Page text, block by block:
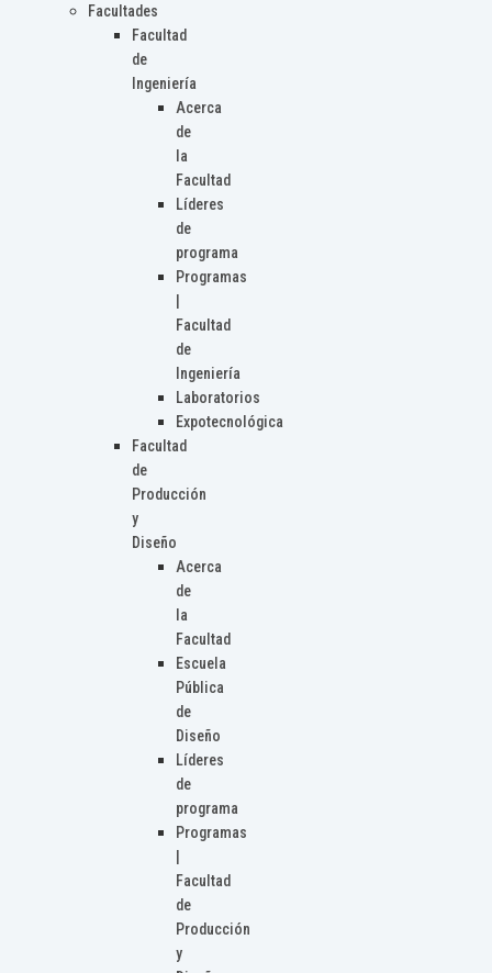
Facultades
Facultad
de
Ingeniería
Acerca
de
la
Facultad
Líderes
de
programa
Programas
Facultad
de
Ingeniería
Laboratorios
Expotecnológica
Facultad
de
Producción
y
Diseño
Acerca
de
la
Facultad
Escuela
Pública
de
Diseño
Líderes
de
programa
Programas
Facultad
de
Producción
y